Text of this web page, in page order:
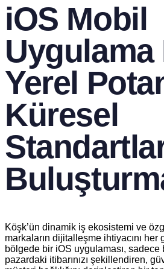
iOS Mobil
Uygulama
Yerel
Küresel
Köşk’ün dinamik iş ekosistemi ve
markaların dijitalleşme ihtiyacını her
bölgede bir iOS uygulaması, sadece
pazardaki itibarınızı şekillendiren,